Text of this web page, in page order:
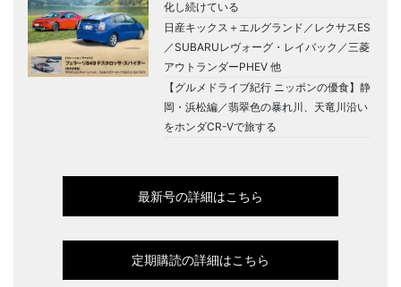
化し続けている
日産キックス＋エルグランド／レクサスES
／SUBARUレヴォーグ・レイバック／三菱
アウトランダーPHEV 他
【グルメドライブ紀行 ニッポンの優食】静
岡・浜松編／翡翠色の暴れ川、天竜川沿い
をホンダCR-Vで旅する
最新号の詳細はこちら
定期購読の詳細はこちら